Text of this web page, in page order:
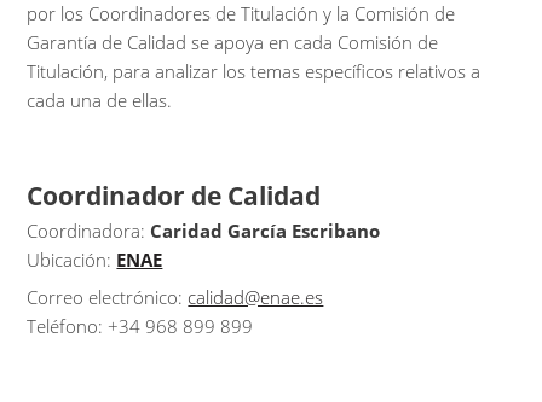
por los Coordinadores de Titulación y la Comisión de
Garantía de Calidad se apoya en cada Comisión de
Titulación, para analizar los temas específicos relativos a
cada una de ellas.
Coordinador de Calidad
Coordinadora: Caridad García Escribano
Ubicación: ENAE
Correo electrónico: calidad@enae.es
Teléfono: +34 968 899 899